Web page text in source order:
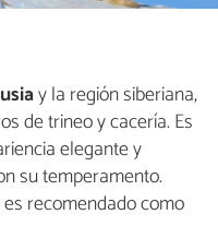
y la región siberiana,
de trineo y cacería. Es
elegante y
su temperamento.
recomendado como